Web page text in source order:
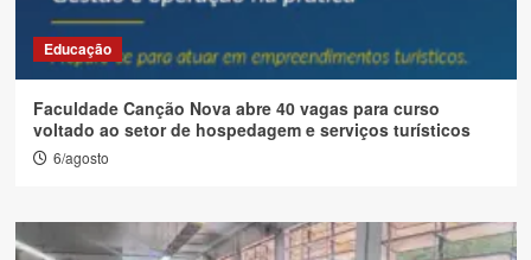
Educação
Faculdade Canção Nova abre 40 vagas para curso
voltado ao setor de hospedagem e serviços turísticos
6/agosto